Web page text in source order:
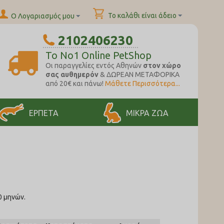
Το καλάθι είναι άδειο
Ο Λογαριασμός μου
2102406230
To No1 Online PetShop
Oι παραγγελίες εντός Αθηνών στον χώρο
σας αυθημερόν& ΔΩΡΕΑΝ ΜΕΤΑΦΟΡΙΚΑ
από 20€ και πάνω! Μάθετε Περισσότερα...
ΕΡΠΕΤΑ ΜΙΚΡΑ ΖΩΑ
μηνών.